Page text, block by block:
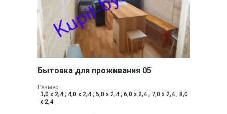
Бытовка для проживания 05
Размер:
3,0 х 2,4 ; 4,0 х 2,4 ; 5,0 х 2,4 ; 6,0 х 2,4 ; 7,0 х 2,4 ; 8,0
х 2,4